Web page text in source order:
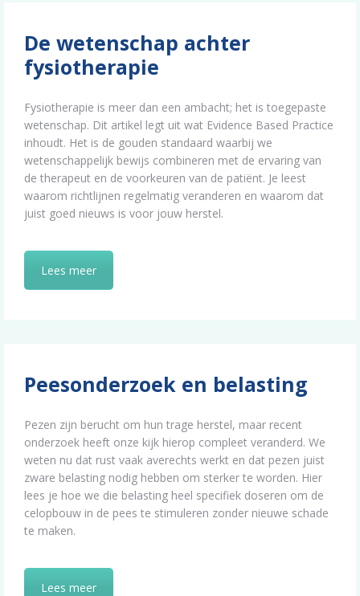
De wetenschap achter
fysiotherapie
Fysiotherapie is meer dan een ambacht; het is toegepaste
wetenschap. Dit artikel legt uit wat Evidence Based Practice
inhoudt. Het is de gouden standaard waarbij we
wetenschappelijk bewijs combineren met de ervaring van
de therapeut en de voorkeuren van de patiënt. Je leest
waarom richtlijnen regelmatig veranderen en waarom dat
juist goed nieuws is voor jouw herstel.
Lees meer
Peesonderzoek en belasting
Pezen zijn berucht om hun trage herstel, maar recent
onderzoek heeft onze kijk hierop compleet veranderd. We
weten nu dat rust vaak averechts werkt en dat pezen juist
zware belasting nodig hebben om sterker te worden. Hier
lees je hoe we die belasting heel specifiek doseren om de
celopbouw in de pees te stimuleren zonder nieuwe schade
te maken.
Lees meer